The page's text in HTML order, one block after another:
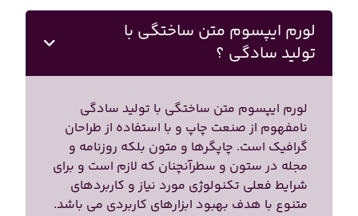
لورم ایپسوم متن ساختگی با
تولید سادگی ؟
لورم ایپسوم متن ساختگی با تولید سادگی
نامفهوم از صنعت چاپ و با استفاده از طراحان
گرافیک است. چاپگرها و متون بلکه روزنامه و
مجله در ستون و سطرآنچنان که لازم است و برای
شرایط فعلی تکنولوژی مورد نیاز و کاربردهای
متنوع با هدف بهبود ابزارهای کاربردی می باشد.